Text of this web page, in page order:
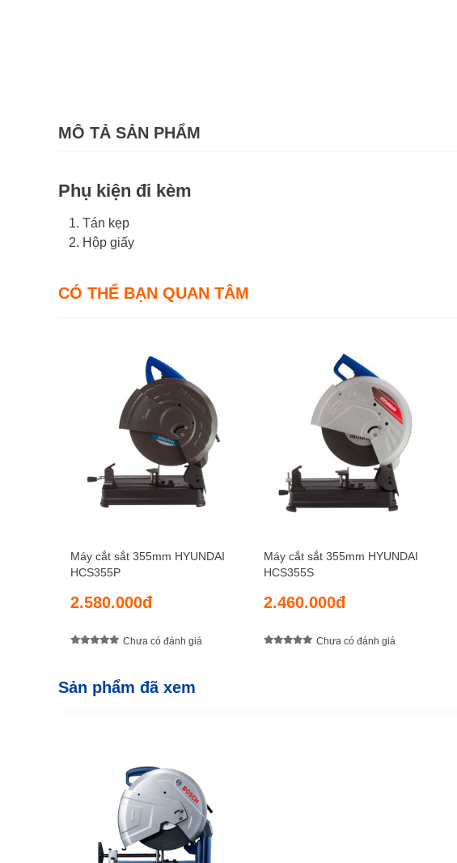
MÔ TẢ SẢN PHẨM
Phụ kiện đi kèm
Tán kẹp
Hộp giấy
CÓ THỂ BẠN QUAN TÂM
Máy cắt sắt 355mm HYUNDAI
HCS355P
2.580.000đ
Chưa có đánh giá
Máy cắt sắt 355mm HYUNDAI
HCS355S
2.460.000đ
Chưa có đánh giá
Sản phẩm đã xem